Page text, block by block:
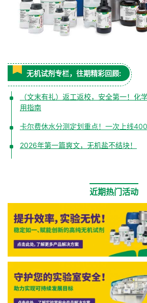
无机试剂专栏，往期精彩回顾:
（文末有礼）返工返校，安全第一！化
用指南
卡尔费休水分测定划重点！一次上线
2026年第一篇爽文，无机盐不结块！
近期热门活动